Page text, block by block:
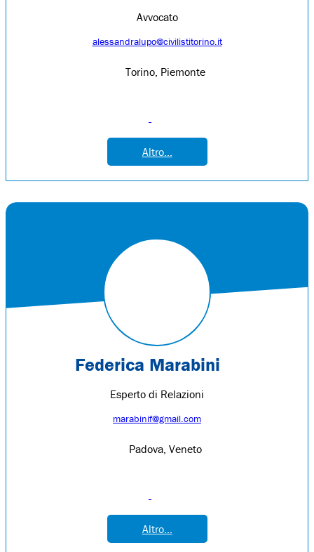
Avvocato
alessandralupo@civilistitorino.it
Torino, Piemonte
Altro...
Federica Marabini
Esperto di Relazioni
marabinif@gmail.com
Padova, Veneto
Altro...